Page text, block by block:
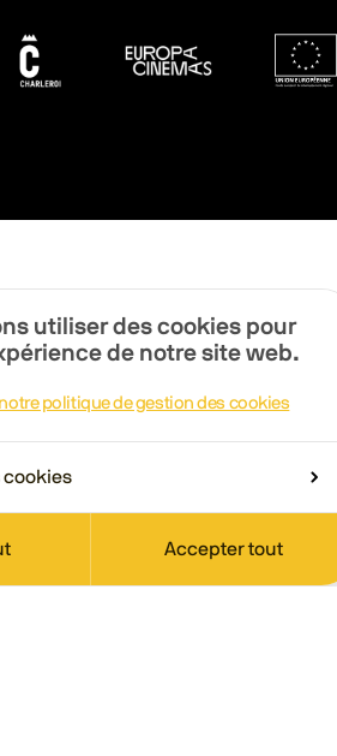
Wallonie-Bruxelles
Ville de CharleroiEuropa Cinemas
utiliser des cookies pour
de notre site web.
notre politique de gestion des cookies
cookies
Accepter tout